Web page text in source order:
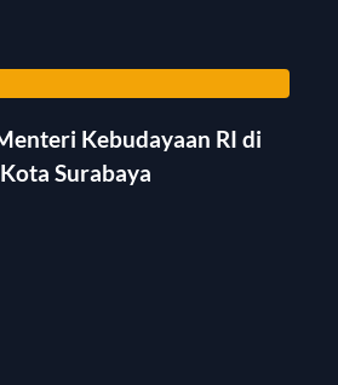
Kebudayaan RI di
Surabaya